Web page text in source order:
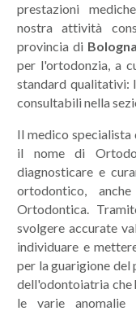
prestazioni
nostra attività
provincia di Bologna
per l'ortodonzia, a
standard qualitativi:
consultabili nella
Il medico
il nome di
diagnosticare e
ortodontico,
Ortodontica.
svolgere accurate
individuare e
per la guarigione del
dell'odontoiatria che
le varie anomalie